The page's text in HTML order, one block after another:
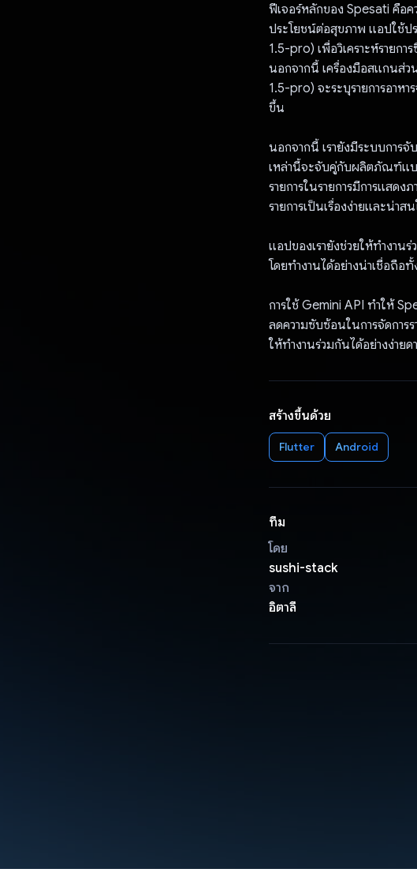
ฟีเจอร์หลักของ Spesati คือค
ประโยชน์ต่อสุขภาพ แอปใช้ป
1.5-pro) เพื่อวิเคราะห์ราย
นอกจากนี้ เครื่องมือสแกนส่ว
1.5-pro) จะระบุรายการอาห
ขึ้น
นอกจากนี้ เรายังมีระบบการ
เหล่านี้จะจับคู่กับผลิตภัณฑ์แบ
รายการในรายการมีการแสด
รายการเป็นเรื่องง่ายและน่าส
แอปของเรายังช่วยให้ทำงาน
โดยทำงานได้อย่างน่าเชื่อถื
การใช้ Gemini API ทำให้
ลดความซับซ้อนในการจัดกา
ให้ทำงานร่วมกันได้อย่างง่าย
สร้างขึ้นด้วย
Flutter Android
ทีม
โดย
sushi-stack
จาก
อิตาลี